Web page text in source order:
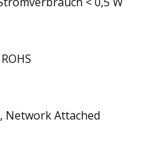
Network Attached